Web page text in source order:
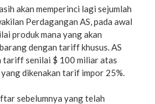
akan memperinci lagi sejumlah
Perdagangan AS, pada awal
produk mana yang akan
dengan tariff khusus. AS
tariff senilai $ 100 miliar atas
dikenakan tarif impor 25%.
sebelumnya yang telah